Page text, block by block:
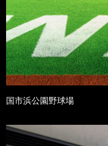
国市浜公園野球場